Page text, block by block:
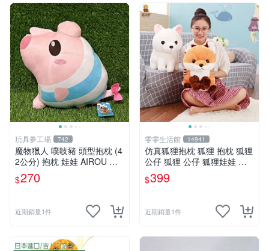
玩具夢工場 742
魔物獵人 噗吱豬 頭型抱枕 (4
2公分) 抱枕 娃娃 AIROU 艾
路 梅拉路 艾路貓
$270
近期銷量1件
雯雯生活館 14941
仿真狐狸抱枕 狐狸 抱枕 狐狸
公仔 狐狸 公仔 狐狸娃娃 狐
狸 娃娃 玩偶 玩具 聖誕節 生
日 情人節禮物禮品
$399
近期銷量1件